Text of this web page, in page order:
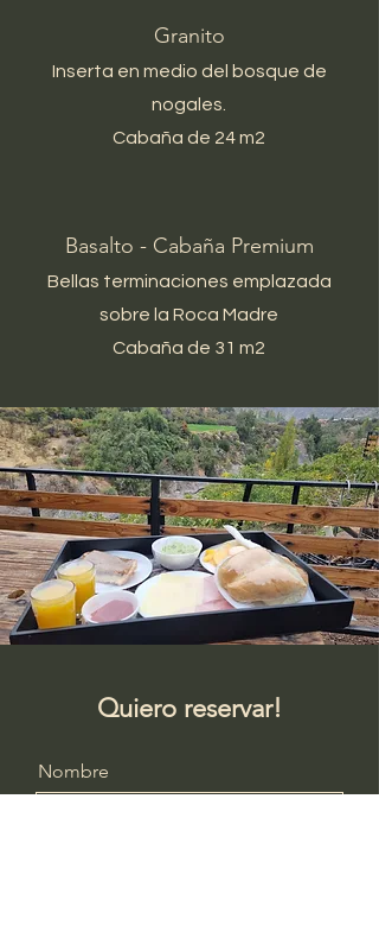
Granito
Inserta en medio del bosque de
nogales.
Cabaña de 24 m2
Basalto - Cabaña Premium
Bellas terminaciones emplazada
sobre la Roca Madre
Cabaña de 31 m2
Quiero reservar!
Nombre